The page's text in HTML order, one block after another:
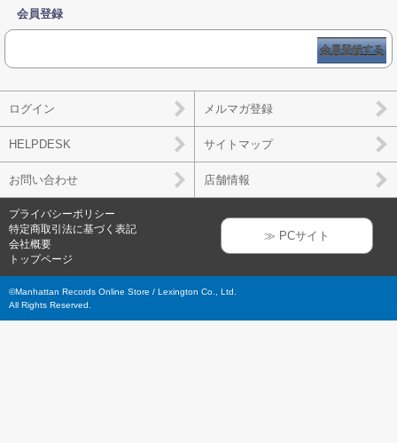
会員登録
会員登録する
ログイン メルマガ登録
HELPDESK サイトマップ
お問い合わせ 店舗情報
プライバシーポリシー
特定商取引法に基づく表記
会社概要
トップページ
≫ PCサイト
©Manhattan Records Online Store / Lexington Co., Ltd.
All Rights Reserved.